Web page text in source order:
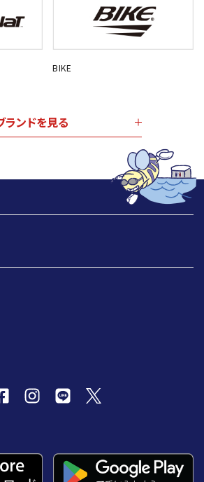
BIKE
ランドを見る